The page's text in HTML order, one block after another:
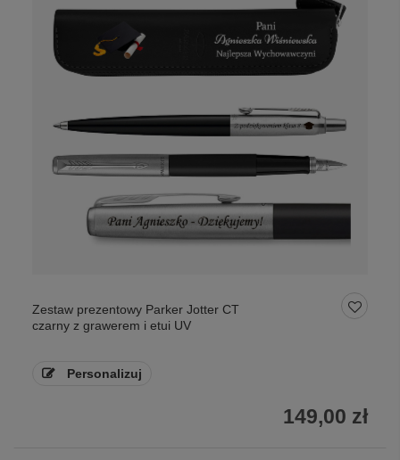
Zestaw prezentowy Parker Jotter CT
czarny z grawerem i etui UV
Personalizuj
149,00 zł